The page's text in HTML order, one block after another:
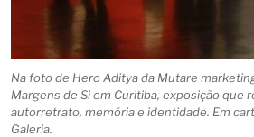
Na foto de Hero Aditya da Mutare
Margens de Si em Curitiba, exposição que
autorretrato, memória e identidade. Em
Galeria.